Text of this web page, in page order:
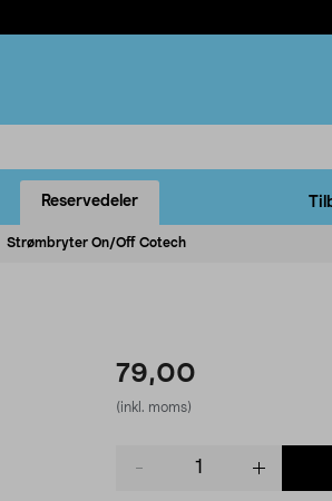
Reservedeler
Strømbryter On/Off Cotech
79,00
(inkl. moms)